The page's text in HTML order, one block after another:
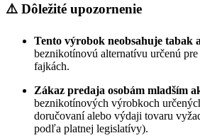
⚠️ Dôležité upozornenie
Tento výrobok neobsahuje tabak
beznikotínovú alternatívu určenú
fajkách.
Zákaz predaja osobám mladším
beznikotínových výrobkoch
doručovaní alebo výdaji tovaru
podľa platnej legislatívy).